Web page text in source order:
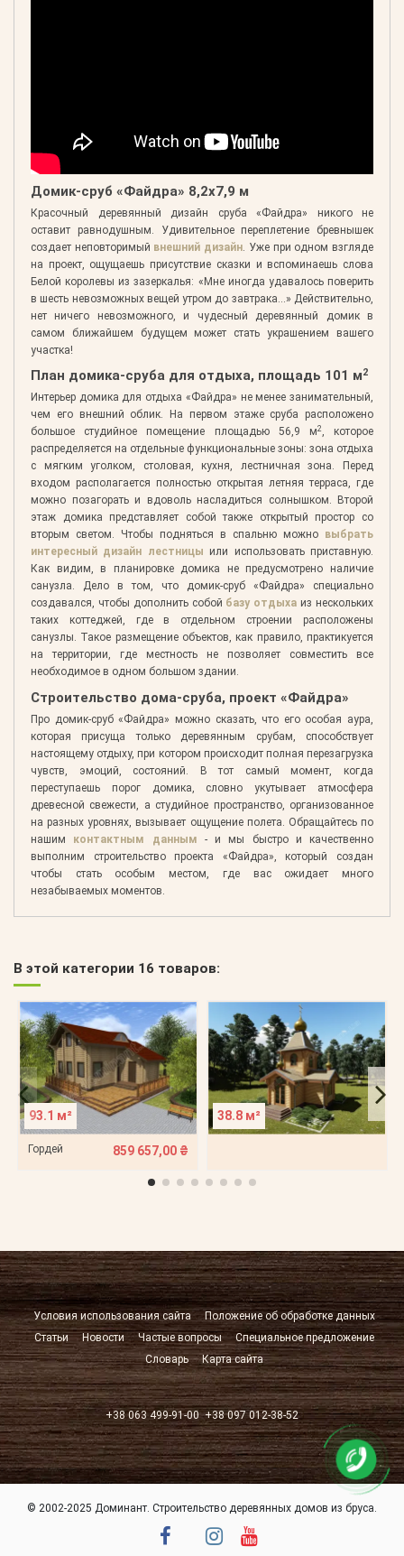
Домик-сруб «Файдра» 8,2х7,9 м
Красочный деревянный дизайн сруба «Файдра» никого не
оставит равнодушным. Удивительное переплетение бревнышек
создает неповторимый внешний дизайн . Уже при одном взгляде
на проект, ощущаешь присутствие сказки и вспоминаешь слова
Белой королевы из зазеркалья: «Мне иногда удавалось поверить
в шесть невозможных вещей утром до завтрака...» Действительно,
нет ничего невозможного, и чудесный деревянный домик в
самом ближайшем будущем может стать украшением вашего
участка!
План домика-сруба для отдыха, площадь 101 м2
Интерьер домика для отдыха «Файдра» не менее занимательный,
чем его внешний облик. На первом этаже сруба расположено
большое студийное помещение площадью 56,9 м2, которое
распределяется на отдельные функциональные зоны: зона отдыха
с мягким уголком, столовая, кухня, лестничная зона. Перед
входом располагается полностью открытая летняя терраса, где
можно позагорать и вдоволь насладиться солнышком. Второй
этаж домика представляет собой также открытый простор со
вторым светом. Чтобы подняться в спальню можно выбрать
интересный дизайн лестницы или использовать приставную.
Как видим, в планировке домика не предусмотрено наличие
санузла. Дело в том, что домик-сруб «Файдра» специально
создавался, чтобы дополнить собой базу отдыха из нескольких
таких коттеджей, где в отдельном строении расположены
санузлы. Такое размещение объектов, как правило, практикуется
на территории, где местность не позволяет совместить все
необходимое в одном большом здании.
Строительство дома-сруба, проект «Файдра»
Про домик-сруб «Файдра» можно сказать, что его особая аура,
которая присуща только деревянным срубам, способствует
настоящему отдыху, при котором происходит полная перезагрузка
чувств, эмоций, состояний. В тот самый момент, когда
переступаешь порог домика, словно укутывает атмосфера
древесной свежести, а студийное пространство, организованное
на разных уровнях, вызывает ощущение полета. Обращайтесь по
нашим контактным данным - и мы быстро и качественно
выполним строительство проекта «Файдра», который создан
чтобы стать особым местом, где вас ожидает много
незабываемых моментов.
В этой категории 16 товаров:
93.1 м²
Гордей 859 657,00 ₴
38.8 м²
Условия использования сайта
Положение об обработке данных
Статьи
Новости Частые вопросы
Специальное предложение
Словарь
Карта сайта
+38 063 499-91-00 +38 097 012-38-52
© 2002-2025 Доминант. Строительство деревянных домов из бруса.